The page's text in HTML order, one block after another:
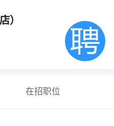
）
在招职位